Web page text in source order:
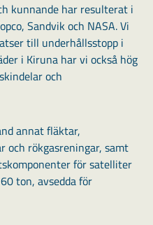
kunnande har resulterat i
Sandvik och NASA. Vi
till underhållsstopp i
i Kiruna har vi också hög
och
annat fläktar,
och rökgasreningar, samt
för satelliter
ton, avsedda för